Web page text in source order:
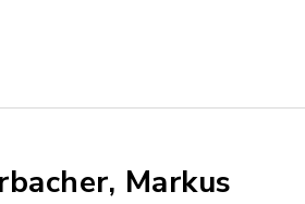
Markus